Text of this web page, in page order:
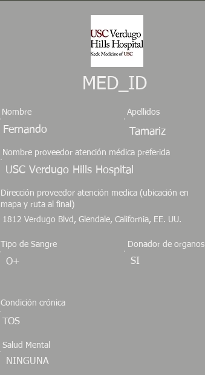
MED_ID
Nombre
Fernando
Apellidos
Tamariz
Nombre proveedor atención médica preferida
USC Verdugo Hills Hospital
Dirección proveedor atención medica (ubicación en
mapa y ruta al final)
1812 Verdugo Blvd, Glendale, California, EE. UU.
Tipo de Sangre
O+
Donador de organos
SI
Condición crónica
TOS
Salud Mental
NINGUNA